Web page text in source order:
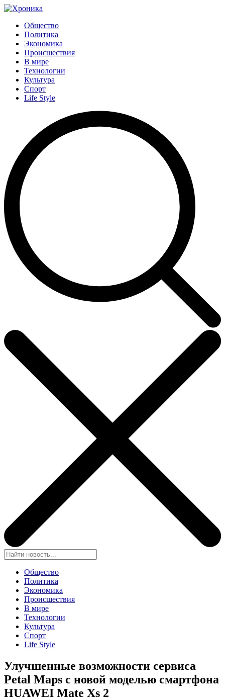
Общество
Политика
Экономика
Происшествия
В мире
Технологии
Культура
Спорт
Life Style
Общество
Политика
Экономика
Происшествия
В мире
Технологии
Культура
Спорт
Life Style
Улучшенные возможности сервиса
Petal Maps с новой моделью смартфона
HUAWEI Mate Xs 2